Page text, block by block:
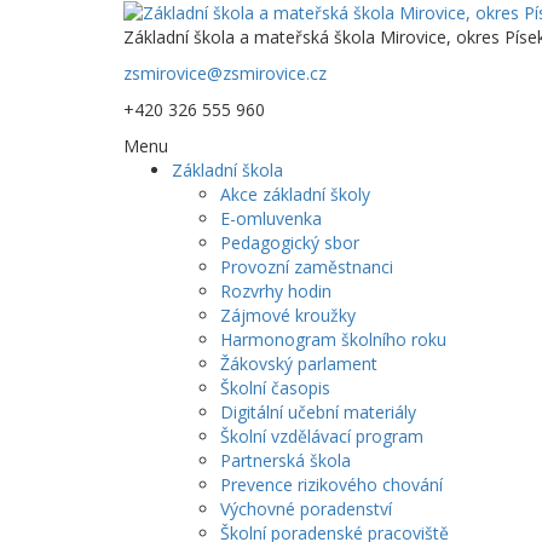
Základní škola a mateřská škola Mirovice, okres
zsmirovice@zsmirovice.cz
+420 326 555 960
Menu
Základní škola
Akce základní školy
E-omluvenka
Pedagogický sbor
Provozní zaměstnanci
Rozvrhy hodin
Zájmové kroužky
Harmonogram školního roku
Žákovský parlament
Školní časopis
Digitální učební materiály
Školní vzdělávací program
Partnerská škola
Prevence rizikového chování
Výchovné poradenství
Školní poradenské pracoviště